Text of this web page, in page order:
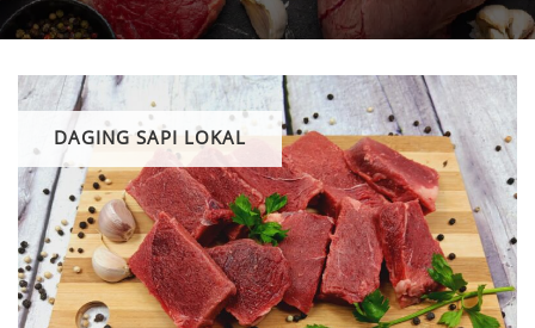
DAGING SAPI LOKAL